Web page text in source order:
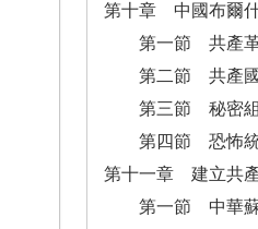
第十章 中國布爾
第一節 共產革
第二節 共產國
第三節 秘密組
第四節 恐怖統
第十一章 建立共
第一節 中華蘇